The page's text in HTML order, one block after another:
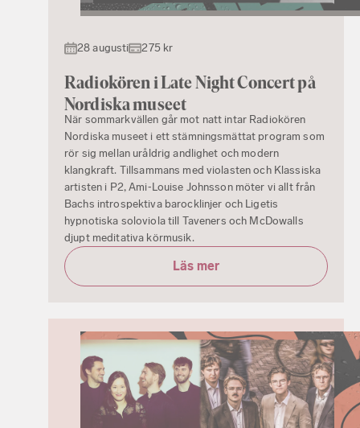
28 augusti 275 kr
Radiokören i Late Night Concert på
Nordiska museet
När sommarkvällen går mot natt intar Radiokören
Nordiska museet i ett stämningsmättat program som
rör sig mellan uråldrig andlighet och modern
klangkraft. Tillsammans med violasten och Klassiska
artisten i P2, Ami‑Louise Johnsson möter vi allt från
Bachs introspektiva barocklinjer och Ligetis
hypnotiska soloviola till Taveners och McDowalls
djupt meditativa körmusik.
Läs mer